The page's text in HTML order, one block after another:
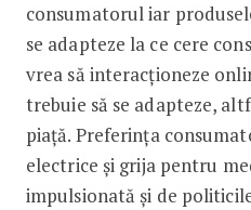
consumatorul iar
se adapteze la ce cere
vrea să interacționeze
trebuie să se adapteze,
piață. Preferința
electrice și grija pentru
impulsionată și de